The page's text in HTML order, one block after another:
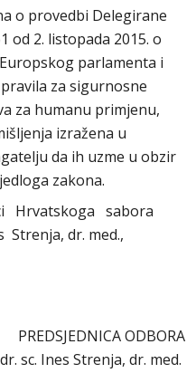
o provedbi Delegirane
оd 2. listopada 2015. o
parlamenta i
za sigurnosne
za humanu primjenu,
izražena u
da ih uzme u obzir
zakona.
Hrvatskoga sabora
dr. med.,
PREDSJEDNICA ODBORA
dr. med.